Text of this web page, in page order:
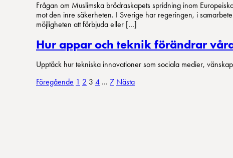
Frågan om Muslimska brödraskapets spridning inom
mot den inre säkerheten. I Sverige har regeringen, i
möjligheten att förbjuda eller […]
Hur appar och teknik förändrar
Upptäck hur tekniska innovationer som sociala medier,
Sidnumrering
Föregående 1 2 3 4 … 7 Nästa